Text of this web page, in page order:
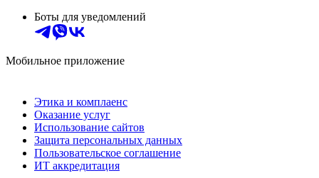
Боты для уведомлений
Мобильное приложение
Этика и комплаенс
Оказание услуг
Использование сайтов
Защита персональных данных
Пользовательское соглашение
ИТ аккредитация